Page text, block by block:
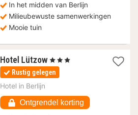
In het midden van Berlijn
Milieubewuste samenwerkingen
Mooie tuin
Hotel Lützow 1
nacht
vanaf
€
, 3 Sterren
Rustig gelegen
Hotel in Berlijn
Ontgrendel korting